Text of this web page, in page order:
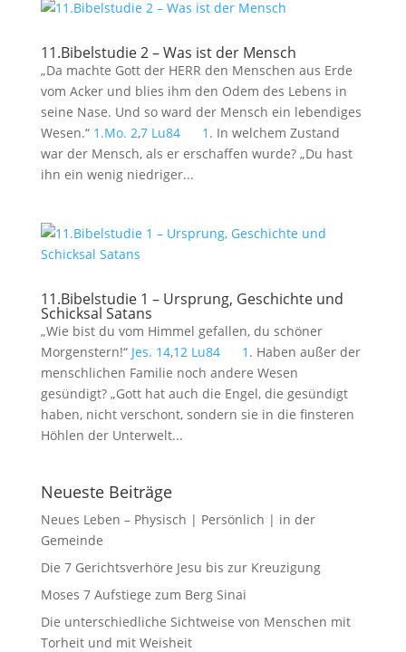
11.Bibelstudie 2 – Was ist der Mensch
„Da machte Gott der HERR den Menschen aus Erde
vom Acker und blies ihm den Odem des Lebens in
seine Nase. Und so ward der Mensch ein lebendiges
Wesen.“ 1.Mo. 2,7 Lu84 1 . In welchem Zustand
war der Mensch, als er erschaffen wurde? „Du hast
ihn ein wenig niedriger...
11.Bibelstudie 1 – Ursprung, Geschichte und
Schicksal Satans
„Wie bist du vom Himmel gefallen, du schöner
Morgenstern!“ Jes. 14,12 Lu84 1 . Haben außer der
menschlichen Familie noch andere Wesen
gesündigt? „Gott hat auch die Engel, die gesündigt
haben, nicht verschont, sondern sie in die finsteren
Höhlen der Unterwelt...
Neueste Beiträge
Neues Leben – Physisch | Persönlich | in der
Gemeinde
Die 7 Gerichtsverhöre Jesu bis zur Kreuzigung
Moses 7 Aufstiege zum Berg Sinai
Die unterschiedliche Sichtweise von Menschen mit
Torheit und mit Weisheit